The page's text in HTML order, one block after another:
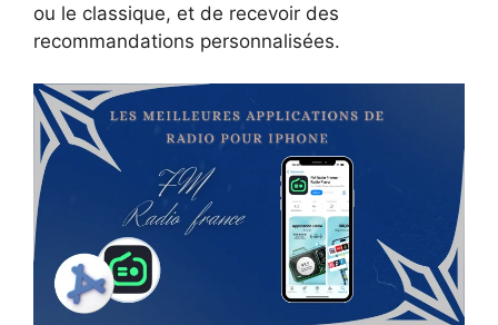
ou le classique, et de recevoir des
recommandations personnalisées.